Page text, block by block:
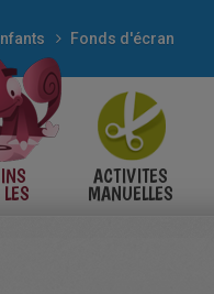
Fonds d'écran
ACTIVITES
MANUELLES